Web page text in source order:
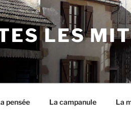
LES
pensée La campanule La